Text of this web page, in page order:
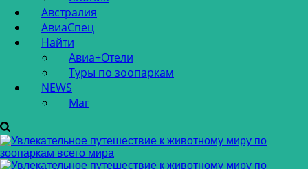
Австралия
АвиаСпец
Найти
Авиа+Отели
Туры по зоопаркам
NEWS
Маг